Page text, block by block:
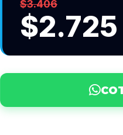
$3.406
$2.725